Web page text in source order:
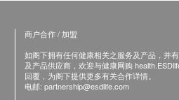
商户合作 / 加盟
如阁下拥有任何健康相关之服务及产品，并
及产品供应商，欢迎与健康网购
回覆，为阁下提供更多有关合作详情。
电邮: partnership@esdlife.com